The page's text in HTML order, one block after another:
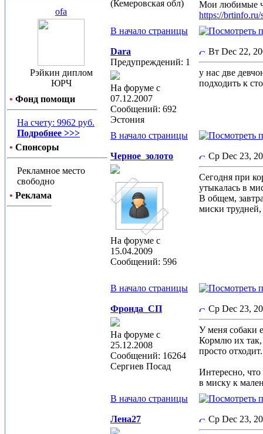
ofa
Рэйкин диплом
ЮРЧ
• Фонд помощи
На счету: 9962 руб.
Подробнее >>>
• Спонсоры
Рекламное место
свободно
• Реклама
(Кемеровская обл)
Мои любимые
https://
В начало страницы
Dara
Предупреждений: 1
На форуме с
07.12.2007
Сообщений: 692
Эстония
Вт Dec 22,
у нас две
подходить к
В начало страницы
Черное_золото
На форуме с
15.04.2009
Сообщений: 596
Ср Dec 23,
Сегодня при
утыкалась в
В общем,
миски
В начало страницы
Фронда_СП
На форуме с
25.12.2008
Сообщений: 16264
Сергиев Посад
Ср Dec 23,
У меня собаки
Кормлю их так,
просто
Интересно,
в миску к
В начало страницы
Лена27 Ср Dec 23,